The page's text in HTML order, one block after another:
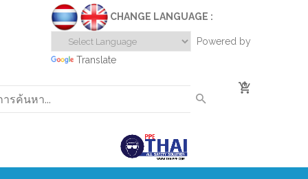
CHANGE LANGUAGE :
Powered by
Translate
0